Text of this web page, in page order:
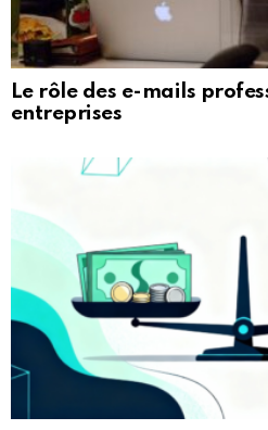
Le rôle des e-mails
entreprises